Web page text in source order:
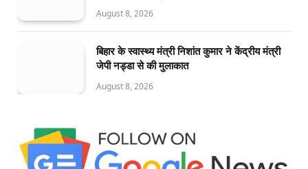
August 8, 2026
बिहार के स्वास्थ्य मंत्री निशांत कुमार ने केंद्रीय मंत्री
जेपी नड्डा से की मुलाकात
August 8, 2026